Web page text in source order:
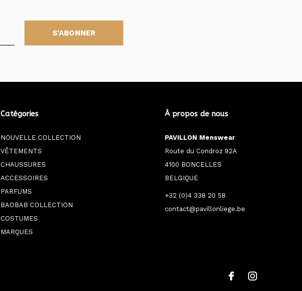
S'ABONNER
Catégories
NOUVELLE COLLECTION
VÊTEMENTS
CHAUSSURES
ACCESSOIRES
PARFUMS
BAOBAB COLLECTION
COSTUMES
MARQUES
À propos de nous
PAVILLON Menswear
Route du Condroz 92A
4100 BONCELLES
BELGIQUE
+32 (0)4 338 20 58
contact@pavillonliege.be